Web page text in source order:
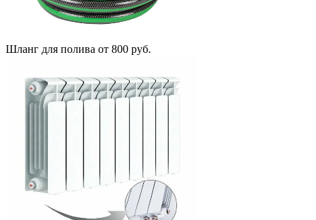
Шланг для полива от 800 руб.